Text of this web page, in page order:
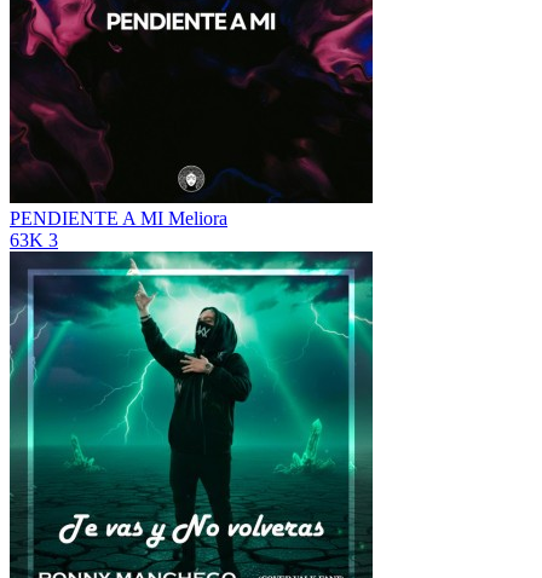
PENDIENTE A MI Meliora
63K 3